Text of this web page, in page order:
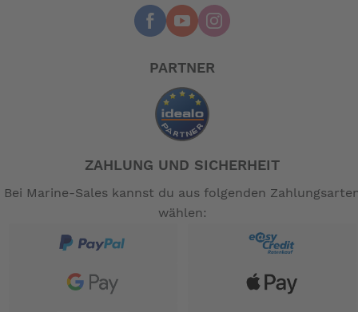
PARTNER
ZAHLUNG UND SICHERHEIT
Bei Marine-Sales kannst du aus folgenden
wählen: